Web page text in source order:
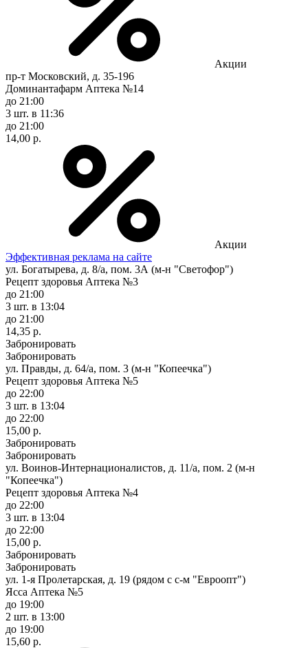
Акции
пр-т Московский, д. 35-196
Доминантафарм Аптека №14
до 21:00
3 шт. в 11:36
до 21:00
14,00 р.
Акции
Эффективная реклама на сайте
ул. Богатырева, д. 8/а, пом. 3А (м-н "Светофор")
Рецепт здоровья Аптека №3
до 21:00
3 шт. в 13:04
до 21:00
14,35 р.
Забронировать
Забронировать
ул. Правды, д. 64/а, пом. 3 (м-н "Копеечка")
Рецепт здоровья Аптека №5
до 22:00
3 шт. в 13:04
до 22:00
15,00 р.
Забронировать
Забронировать
ул. Воинов-Интернационалистов, д. 11/а, пом. 2 (м-н
"Копеечка")
Рецепт здоровья Аптека №4
до 22:00
3 шт. в 13:04
до 22:00
15,00 р.
Забронировать
Забронировать
ул. 1-я Пролетарская, д. 19 (рядом с с-м "Евроопт")
Ясса Аптека №5
до 19:00
2 шт. в 13:00
до 19:00
15,60 р.